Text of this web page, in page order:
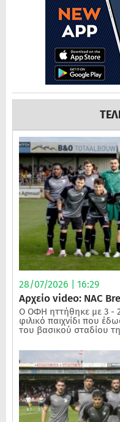
28/07/2026 | 16:29
Αρχείο video: NAC
Ο ΟΦΗ ηττήθηκε με 3 -
φιλικό παιχνίδι που
του βασικού σταδίου